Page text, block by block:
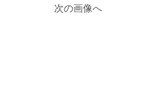
次の画像へ